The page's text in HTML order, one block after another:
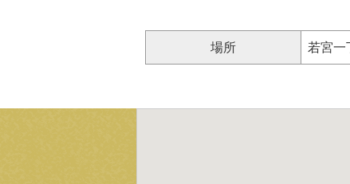
場所 若宮一